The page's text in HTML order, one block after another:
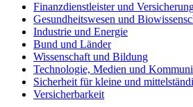
Finanzdienstleister und
Gesundheitswesen und
Industrie und Energie
Bund und Länder
Wissenschaft und Bildung
Technologie, Medien und
Sicherheit für kleine und
Versicherbarkeit